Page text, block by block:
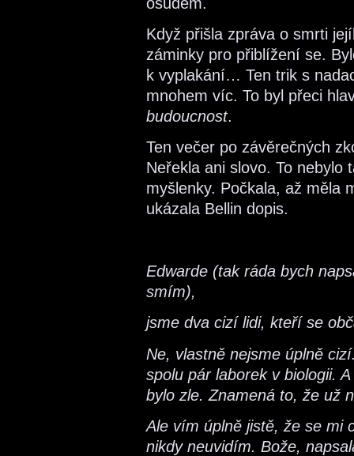
Když přišla zpráva o smrti
záminky pro přiblížení se.
k vyplakání… Ten trik s
mnohem víc. To byl přeci
budoucnost.
Ten večer po závěrečných
Neřekla ani slovo. To nebylo
myšlenky. Počkala, až měla
ukázala Bellin dopis.
Edwarde (tak ráda bych
smím),
jsme dva cizí lidi, kteří se
Ne, vlastně nejsme úplně
spolu pár laborek v biologii.
bylo zle. Znamená to, že už
Ale vím úplně jistě, že se mi
nikdy neuvidím. Bože,